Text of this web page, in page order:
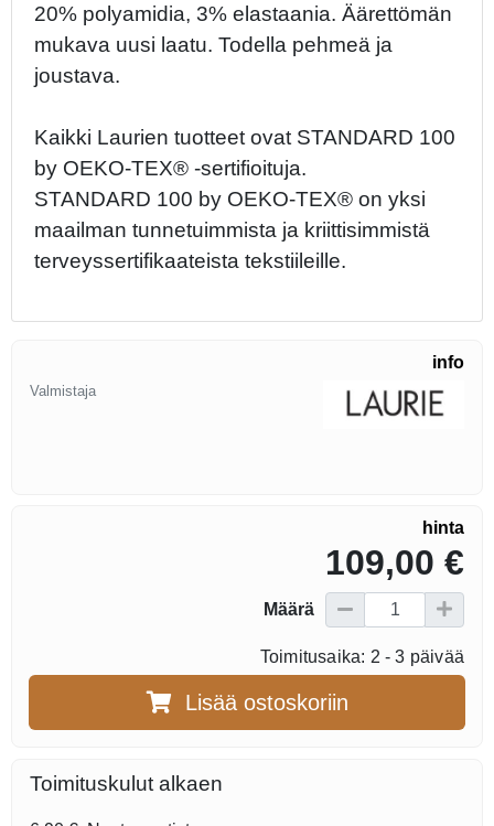
20% polyamidia, 3% elastaania. Äärettömän
mukava uusi laatu. Todella pehmeä ja
joustava.
Kaikki Laurien tuotteet ovat STANDARD 100
by OEKO-TEX® -sertifioituja.
STANDARD 100 by OEKO-TEX® on yksi
maailman tunnetuimmista ja kriittisimmistä
terveyssertifikaateista tekstiileille.
info
Valmistaja
hinta
109,00 €
Määrä
Toimitusaika: 2 - 3 päivää
Lisää ostoskoriin
Toimituskulut alkaen